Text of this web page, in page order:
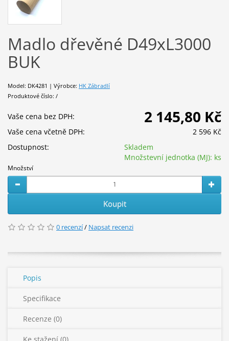
Madlo dřevěné D49xL3000
BUK
Model: DK4281 | Výrobce: HK Zábradlí
Produktové číslo: /
Vaše cena bez DPH: 2 145,80 Kč
Vaše cena včetně DPH:
2 596 Kč
Dostupnost:
Skladem
Množstevní jednotka (MJ): ks
Množství
Koupit
0 recenzí/ Napsat recenzi
Popis
Specifikace
Recenze (0)
Ke stažení (0)